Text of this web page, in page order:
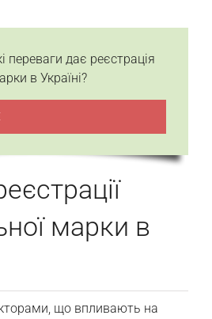
переваги дає реєстрація
в Україні?
марки в
що впливають на